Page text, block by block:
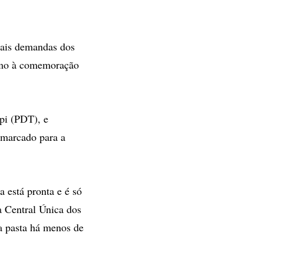
demandas dos
à comemoração
(PDT), e
para a
está pronta e é só
Central Única dos
há menos de